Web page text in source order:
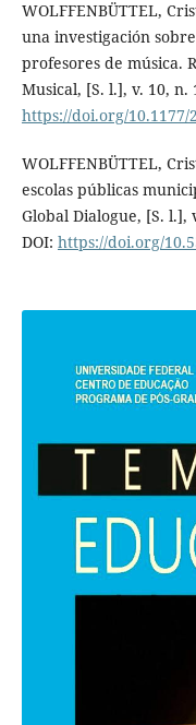
WOLFFENBÜTTEL,
una investigación
profesores de música.
Musical, [S. l.], v. 10, n.
https://doi.org/10.1177/
WOLFFENBÜTTEL,
escolas públicas
Global Dialogue, [S. l.],
DOI: https://doi.org/